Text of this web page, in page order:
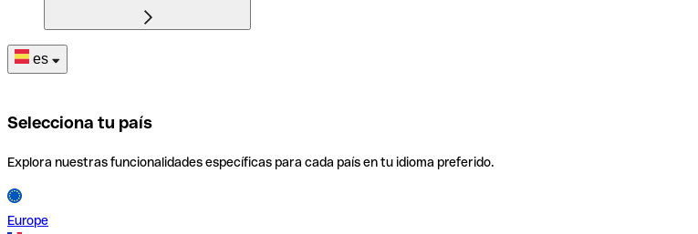
es
Selecciona tu país
Explora nuestras funcionalidades específicas para cada país en tu idioma preferido.
Europe